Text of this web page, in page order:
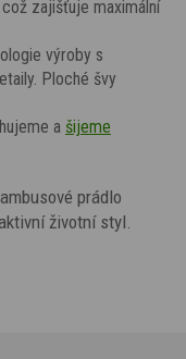
zajišťuje maximální
výroby s
Ploché švy
a šijeme
prádlo
životní styl.